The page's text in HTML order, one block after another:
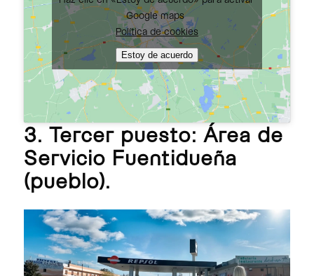
Google maps
Política de cookies
Estoy de acuerdo
3. Tercer puesto: Área de
Servicio Fuentidueña
(pueblo).